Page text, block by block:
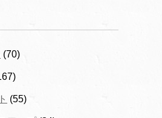
(70)
(55)